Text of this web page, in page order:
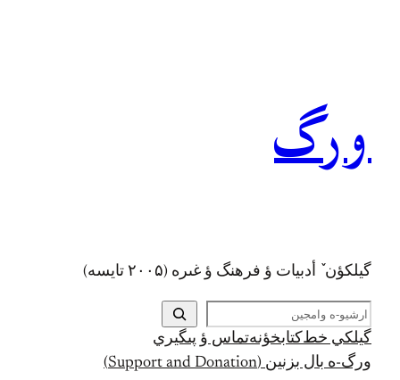
ورگ
گيلکؤن ٚ أدبیات ؤ فرهنگ ؤ غىره (۲۰۰۵ تايسه)
ج
س
ت
ج
گيلکي خط کتابخؤنهتماس ؤ پىگيري
ورگ-ه بال بزنين (Support and Donation)